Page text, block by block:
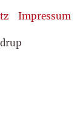
Impressum